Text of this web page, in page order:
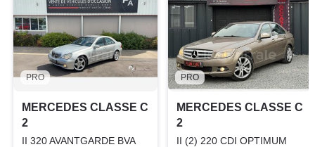
PRO
MERCEDES CLASSE C
2
II 320 AVANTGARDE BVA
PRO
MERCEDES CLASSE C
2
II (2) 220 CDI OPTIMUM